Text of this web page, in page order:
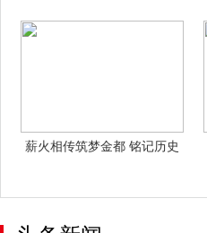
薪火相传筑梦金都 铭记历史